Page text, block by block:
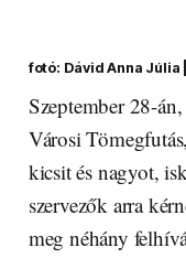
fotó: Dávid Anna Júlia
Szeptember 28-
Városi
kicsit és nagyot,
szervezők arra
meg néhány